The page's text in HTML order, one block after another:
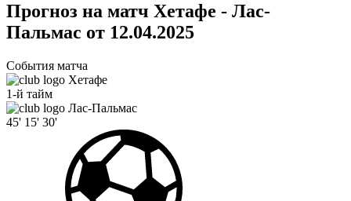
Прогноз на матч Хетафе - Лас-
Пальмас от 12.04.2025
События матча
Хетафе
1-й тайм
Лас-Пальмас
45' 15' 30'